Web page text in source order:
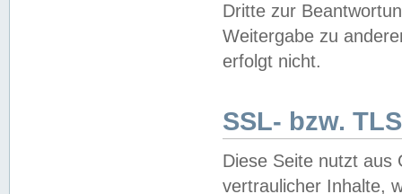
Dritte zur
Weitergabe zu
erfolgt nicht.
SSL- bzw.
Diese Seite nutzt aus
vertraulicher Inhalte,